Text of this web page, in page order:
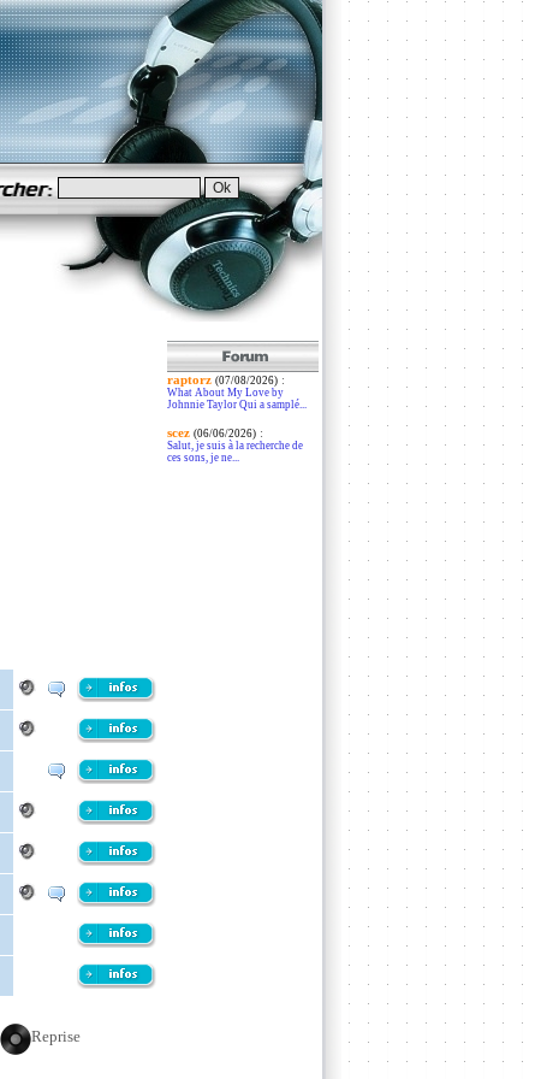
Reprise
raptorz (07/08/2026):
What About My Love by
Johnnie Taylor Qui a samplé...
scez (06/06/2026):
Salut, je suis à la recherche de
ces sons, je ne...